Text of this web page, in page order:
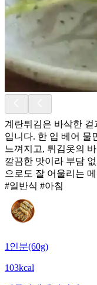
계란튀김은 바삭한
입니다. 한 입 베어 물
느껴지고, 튀김옷의
깔끔한 맛이라 부담
으로도 잘 어울리는
#일반식 #아침
1인분(60g)
103kcal